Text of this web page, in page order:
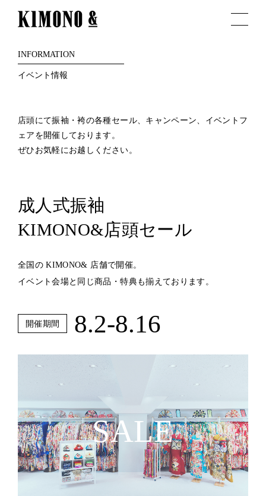
INFORMATION
イベント情報
店頭にて振袖・袴の各種セール、キャンペーン、イベントフ
ェアを開催しております。
ぜひお気軽にお越しください。
成人式振袖
KIMONO&店頭セール
全国の KIMONO& 店舗で開催。
イベント会場と同じ商品・特典も揃えております。
開催期間 8.2-8.16
SALE